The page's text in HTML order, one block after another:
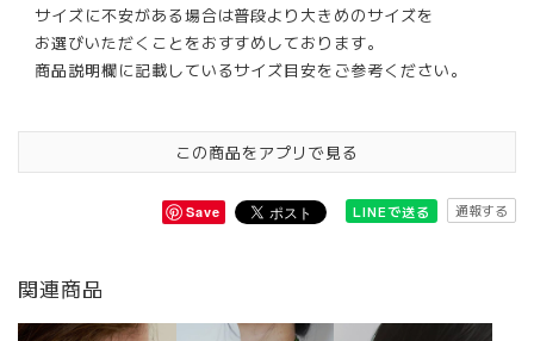
サイズに不安がある場合は普段より大きめのサイズを
お選びいただくことをおすすめしております。
商品説明欄に記載しているサイズ目安をご参考ください。
この商品をアプリで見る
Save LINEで送る 通報する
関連商品